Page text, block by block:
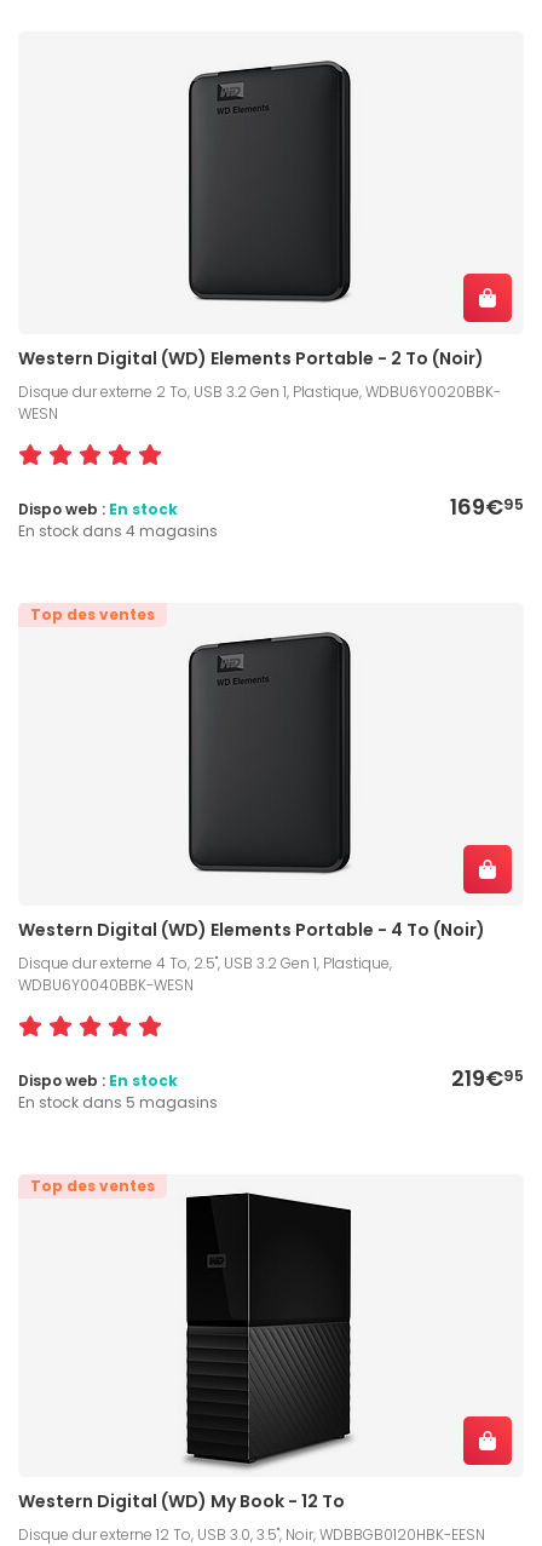
Western Digital (WD) Elements Portable - 2 To (Noir)
Disque dur externe 2 To, USB 3.2 Gen 1, Plastique, WDBU6Y0020BBK-
WESN
169€95
Dispo web : En stock
En stock dans 4 magasins
Top des ventes
Western Digital (WD) Elements Portable - 4 To (Noir)
Disque dur externe 4 To, 2.5", USB 3.2 Gen 1, Plastique,
WDBU6Y0040BBK-WESN
219€95
Dispo web : En stock
En stock dans 5 magasins
Top des ventes
Western Digital (WD) My Book - 12 To
Disque dur externe 12 To, USB 3.0, 3.5", Noir, WDBBGB0120HBK-EESN